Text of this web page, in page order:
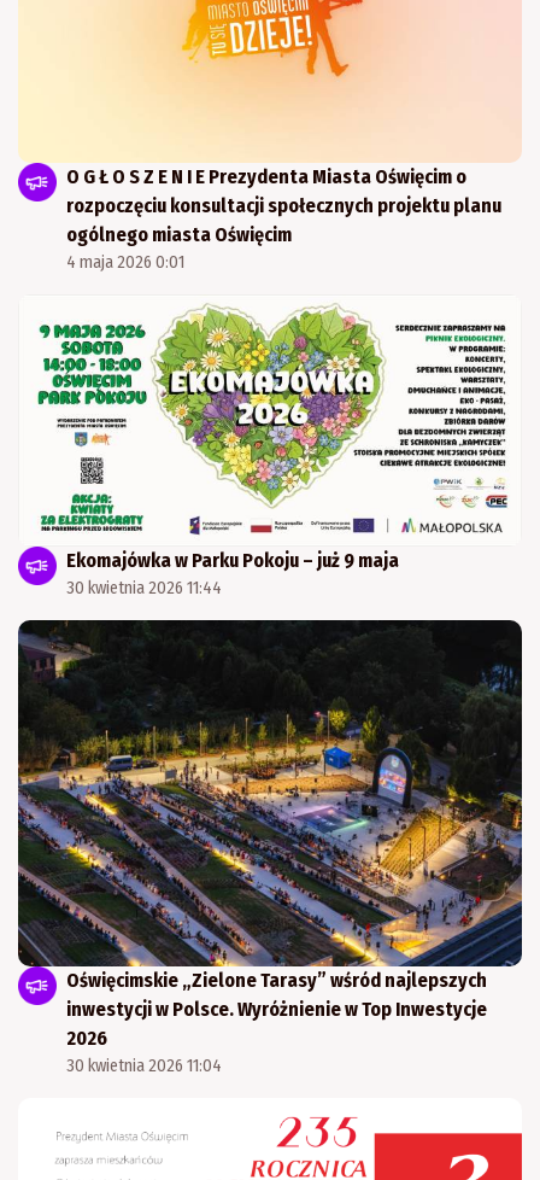
O G Ł O S Z E N I E Prezydenta Miasta Oświęcim o
rozpoczęciu konsultacji społecznych projektu planu
ogólnego miasta Oświęcim
4 maja 2026 0:01
Ekomajówka w Parku Pokoju – już 9 maja
30 kwietnia 2026 11:44
Oświęcimskie „Zielone Tarasy” wśród najlepszych
inwestycji w Polsce. Wyróżnienie w Top Inwestycje
2026
30 kwietnia 2026 11:04